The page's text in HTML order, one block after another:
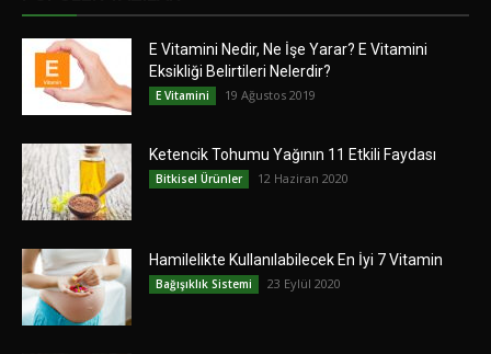
E Vitamini Nedir, Ne İşe Yarar? E Vitamini
Eksikliği Belirtileri Nelerdir?
E Vitamini 19 Ağustos 2019
Ketencik Tohumu Yağının 11 Etkili Faydası
Bitkisel Ürünler 12 Haziran 2020
Hamilelikte Kullanılabilecek En İyi 7 Vitamin
Bağışıklık Sistemi 23 Eylül 2020